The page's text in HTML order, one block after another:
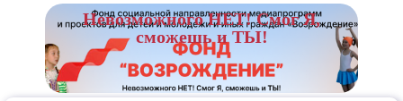
Невозможного НЕТ! Смог Я,
сможешь и ТЫ!